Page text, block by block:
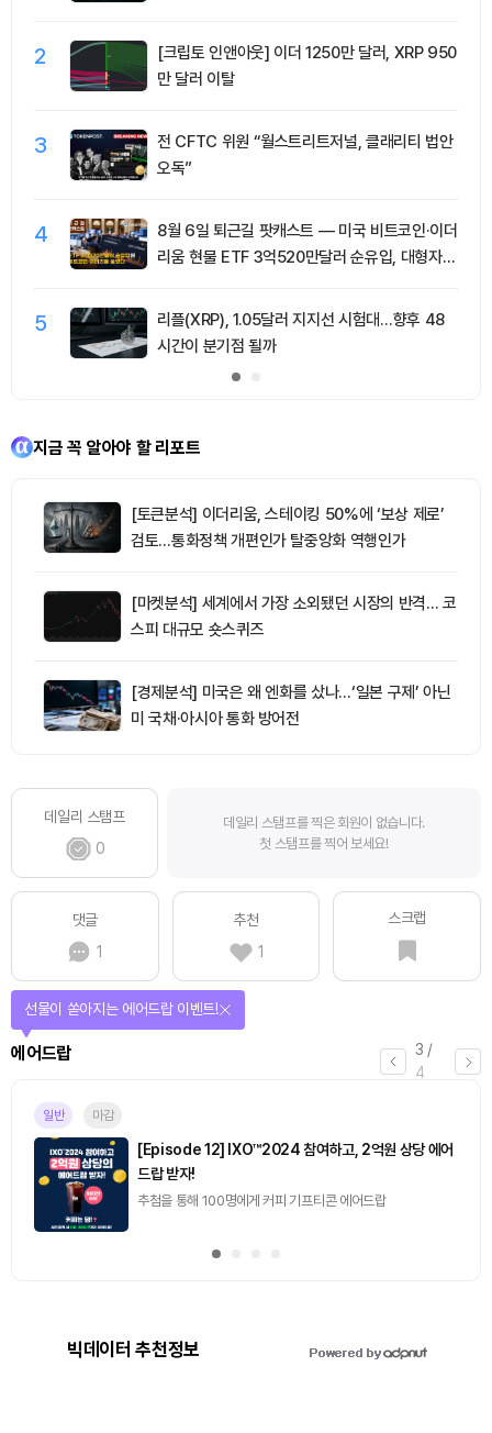
2
[크립토 인앤아웃] 이더 1250만 달러, XRP 950
만 달러 이탈
3
전 CFTC 위원 “월스트리트저널, 클래리티 법안
오독”
4
8월 6일 퇴근길 팟캐스트 — 미국 비트코인·이더
리움 현물 ETF 3억520만달러 순유입, 대형자산
5
리플(XRP), 1.05달러 지지선 시험대…향후 48
시간이 분기점 될까
지금 꼭 알아야 할 리포트
[토큰분석] 이더리움, 스테이킹 50%에 ‘보상 제로’
검토…통화정책 개편인가 탈중앙화 역행인가
[마켓분석] 세계에서 가장 소외됐던 시장의 반격… 코
스피 대규모 숏스퀴즈
[경제분석] 미국은 왜 엔화를 샀나…‘일본 구제’ 아닌
미 국채·아시아 통화 방어전
데일리 스탬프
0
데일리 스탬프를 찍은 회원이 없습니다.
첫 스탬프를 찍어 보세요!
댓글
1
추천
1
스크랩
3 /
4
에어드랍
선물이 쏟아지는 에어드랍 이벤트!
일반 마감
[Episode 12] IXO™2024 참여하고, 2억원 상당 에어
드랍 받자!
추첨을 통해 100명에게 커피 기프티콘 에어드랍
빅데이터 추천정보